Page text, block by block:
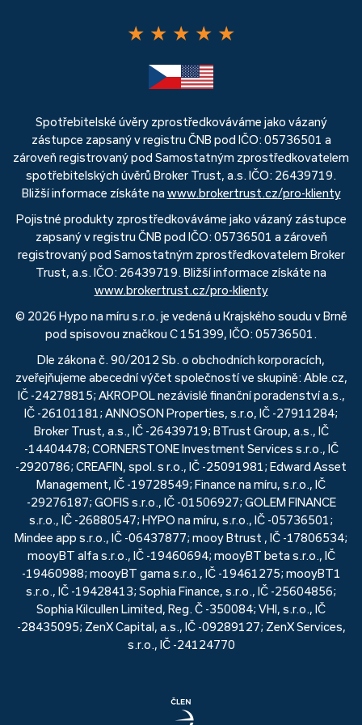
★ ★ ★ ★ ★
Spotřebitelské úvěry zprostředkováváme jako vázaný
zástupce zapsaný v registru ČNB pod IČO: 05736501 a
zároveň registrovaný pod Samostatným zprostředkovatelem
spotřebitelských úvěrů Broker Trust, a.s. IČO: 26439719.
Bližší informace získáte na www.brokertrust.cz/pro-klienty
Pojistné produkty zprostředkováváme jako vázaný zástupce
zapsaný v registru ČNB pod IČO: 05736501 a zároveň
registrovaný pod Samostatným zprostředkovatelem Broker
Trust, a.s. IČO: 26439719. Bližší informace získáte na
www.brokertrust.cz/pro-klienty
© 2026 Hypo na míru s.r.o. je vedená u Krajského soudu v Brně
pod spisovou značkou C 151399, IČO: 05736501.
Dle zákona č. 90/2012 Sb. o obchodních korporacích,
zveřejňujeme abecední výčet společností ve skupině: Able.cz,
IČ -24278815; AKROPOL nezávislé finanční poradenství a.s.,
IČ -26101181; ANNOSON Properties, s.r.o, IČ -27911284;
Broker Trust, a.s., IČ -26439719; BTrust Group, a.s., IČ
-14404478; CORNERSTONE Investment Services s.r.o., IČ
-2920786; CREAFIN, spol. s r.o., IČ -25091981; Edward Asset
Management, IČ -19728549; Finance na míru, s.r.o., IČ
-29276187; GOFIS s.r.o., IČ -01506927; GOLEM FINANCE
s.r.o., IČ -26880547; HYPO na míru, s.r.o., IČ -05736501;
Mindee app s.r.o., IČ -06437877; mooy Btrust , IČ -17806534;
mooyBT alfa s.r.o., IČ -19460694; mooyBT beta s.r.o., IČ
-19460988; mooyBT gama s.r.o., IČ -19461275; mooyBT1
s.r.o., IČ -19428413; Sophia Finance, s.r.o., IČ -25604856;
Sophia Kilcullen Limited, Reg. Č -350084; VHI, s.r.o., IČ
-28435095; ZenX Capital, a.s., IČ -09289127; ZenX Services,
s.r.o., IČ -24124770